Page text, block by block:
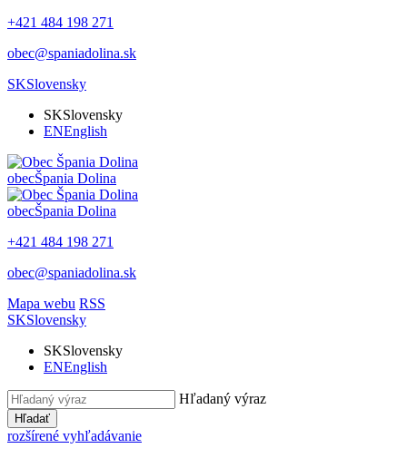
+421 484 198 271
obec@spaniadolina.sk
SKSlovensky
SKSlovensky
ENEnglish
obecŠpania Dolina
obecŠpania Dolina
+421 484 198 271
obec@spaniadolina.sk
Mapa webu RSS
SKSlovensky
SKSlovensky
ENEnglish
Hľadaný výraz
Hľadať
rozšírené vyhľadávanie